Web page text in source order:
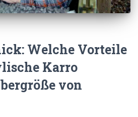
Welche Vorteile
Karro
von